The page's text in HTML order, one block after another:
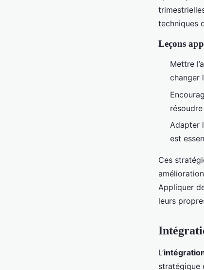
techniques
Leçons
Mettre
changer
Adapter
est
Ces
Appliquer
leurs
L’
stratégique